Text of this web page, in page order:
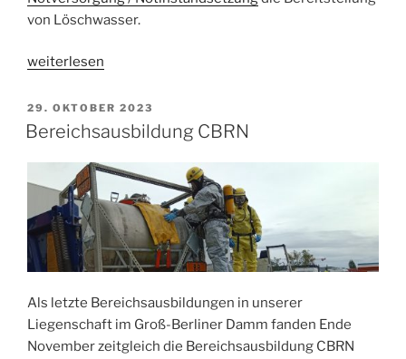
von Löschwasser.
„Ausbildung
gegen
den
weiterlesen
VERÖFFENTLICHT
AM
29. OKTOBER 2023
Bereichsausbildung CBRN
Als letzte Bereichsausbildungen in unserer
Liegenschaft im Groß-Berliner Damm fanden Ende
November zeitgleich die Bereichsausbildung CBRN